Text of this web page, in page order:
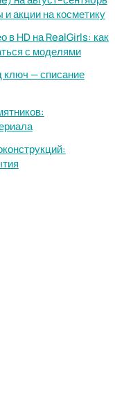
акции на косметику
в HD на RealGirls: как
с моделями
ключ — списание